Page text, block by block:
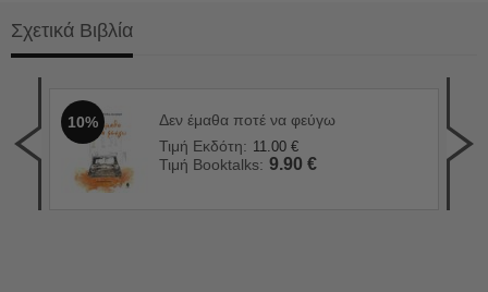
Σχετικά Βιβλία
10%
Δεν έμαθα ποτέ να φεύγω
Τιμή Εκδότη: 11.00 €
Τιμή Booktalks: 9.90 €